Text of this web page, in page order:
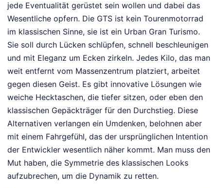
jede Eventualität gerüstet sein wollen und dabei das
Wesentliche opfern. Die GTS ist kein Tourenmotorrad
im klassischen Sinne, sie ist ein Urban Gran Turismo.
Sie soll durch Lücken schlüpfen, schnell beschleunigen
und mit Eleganz um Ecken zirkeln. Jedes Kilo, das man
weit entfernt vom Massenzentrum platziert, arbeitet
gegen diesen Geist. Es gibt innovative Lösungen wie
weiche Hecktaschen, die tiefer sitzen, oder eben den
klassischen Gepäckträger für den Durchstieg. Diese
Alternativen verlangen ein Umdenken, belohnen aber
mit einem Fahrgefühl, das der ursprünglichen Intention
der Entwickler wesentlich näher kommt. Man muss den
Mut haben, die Symmetrie des klassischen Looks
aufzubrechen, um die Dynamik zu retten.